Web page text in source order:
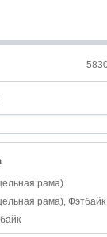
рама)
рама), Фэтбайк